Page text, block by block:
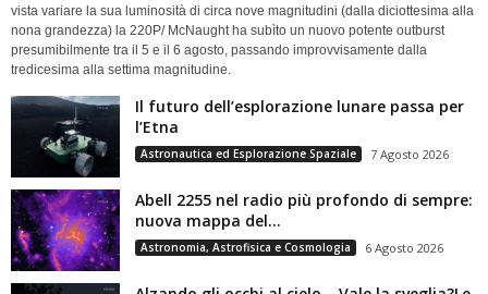
vista variare la sua luminosità di circa nove magnitudini (dalla diciottesima alla
nona grandezza) la 220P/ McNaught ha subìto un nuovo potente outburst
presumibilmente tra il 5 e il 6 agosto, passando improvvisamente dalla
tredicesima alla settima magnitudine.
Il futuro dell’esplorazione lunare passa per
l’Etna
Astronautica ed Esplorazione Spaziale 7 Agosto 2026
Abell 2255 nel radio più profondo di sempre:
nuova mappa del...
Astronomia, Astrofisica e Cosmologia 6 Agosto 2026